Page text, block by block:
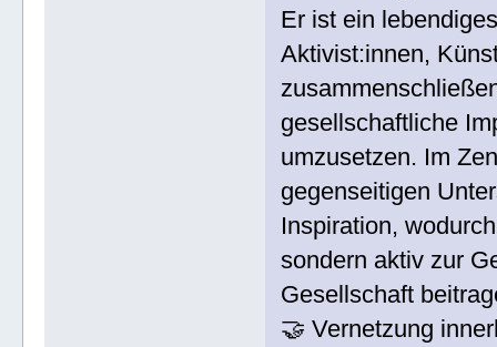
Er ist ein
Aktivist:innen,
gesellschaftliche
umzusetzen. Im
gegenseitigen
Inspiration,
sondern aktiv zur
Gesellschaft
🤝 Vernetzung